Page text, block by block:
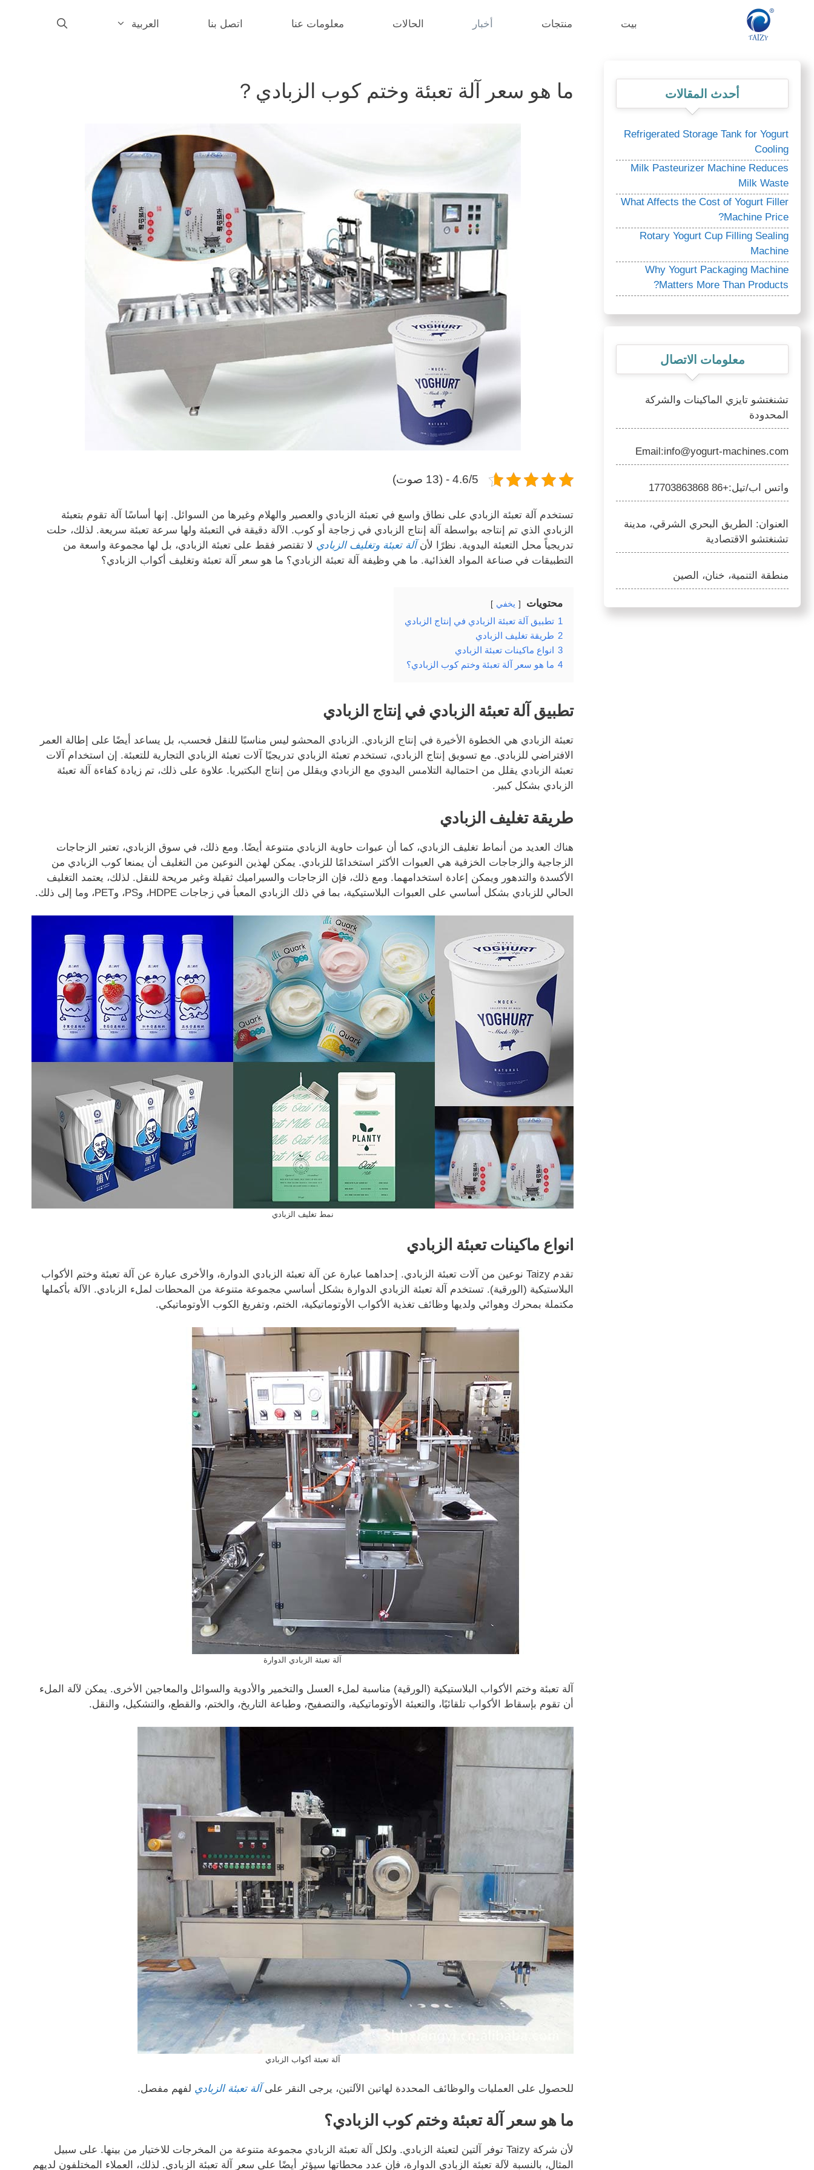
بيت منتجات أخبار الحالات معلومات عنا اتصل بنا العربية
简体中文
Русский
日本語
Deutsch
Türkçe
Bahasa Indonesia
ما هو سعر آلة تعبئة وختم كوب الزبادي？
4.6/5 - (13 صوت)
تستخدم آلة تعبئة الزبادي على نطاق واسع في تعبئة الزبادي والعصير والهلام وغيرها من السوائل. إنها أساسًا آلة تقوم بتعبئة
الزبادي الذي تم إنتاجه بواسطة آلة إنتاج الزبادي في زجاجة أو كوب. الآلة دقيقة في التعبئة ولها سرعة تعبئة سريعة. لذلك، حلت
تدريجياً محل التعبئة اليدوية. نظرًا لأنآلة تعبئة وتغليف الزبادي لا تقتصر فقط على تعبئة الزبادي، بل لها مجموعة واسعة من
التطبيقات في صناعة المواد الغذائية. ما هي وظيفة آلة تعبئة الزبادي؟ ما هو سعر آلة تعبئة وتغليف أكواب الزبادي؟
محتويات يخفي
1 تطبيق آلة تعبئة الزبادي في إنتاج الزبادي
2 طريقة تغليف الزبادي
3 انواع ماكينات تعبئة الزبادي
4 ما هو سعر آلة تعبئة وختم كوب الزبادي؟
تطبيق آلة تعبئة الزبادي في إنتاج الزبادي
تعبئة الزبادي هي الخطوة الأخيرة في إنتاج الزبادي. الزبادي المحشو ليس مناسبًا للنقل فحسب، بل يساعد أيضًا على إطالة العمر
الافتراضي للزبادي. مع تسويق إنتاج الزبادي، تستخدم تعبئة الزبادي تدريجيًا آلات تعبئة الزبادي التجارية للتعبئة. إن استخدام آلات
تعبئة الزبادي يقلل من احتمالية التلامس اليدوي مع الزبادي ويقلل من إنتاج البكتيريا. علاوة على ذلك، تم زيادة كفاءة آلة تعبئة
الزبادي بشكل كبير.
طريقة تغليف الزبادي
هناك العديد من أنماط تغليف الزبادي، كما أن عبوات حاوية الزبادي متنوعة أيضًا. ومع ذلك، في سوق الزبادي، تعتبر الزجاجات
الزجاجية والزجاجات الخزفية هي العبوات الأكثر استخدامًا للزبادي. يمكن لهذين النوعين من التغليف أن يمنعا كوب الزبادي من
الأكسدة والتدهور ويمكن إعادة استخدامهما. ومع ذلك، فإن الزجاجات والسيراميك ثقيلة وغير مريحة للنقل. لذلك، يعتمد التغليف
الحالي للزبادي بشكل أساسي على العبوات البلاستيكية، بما في ذلك الزبادي المعبأ في زجاجات HDPE، وPS، وPET، وما إلى ذلك.
نمط تغليف الزبادي
انواع ماكينات تعبئة الزبادي
تقدم Taizy نوعين من آلات تعبئة الزبادي. إحداهما عبارة عن آلة تعبئة الزبادي الدوارة، والأخرى عبارة عن آلة تعبئة وختم الأكواب
البلاستيكية (الورقية). تستخدم آلة تعبئة الزبادي الدوارة بشكل أساسي مجموعة متنوعة من المحطات لملء الزبادي. الآلة بأكملها
مكتملة بمحرك وهوائي ولديها وظائف تغذية الأكواب الأوتوماتيكية، الختم، وتفريغ الكوب الأوتوماتيكي.
آلة تعبئة الزبادي الدوارة
آلة تعبئة وختم الأكواب البلاستيكية (الورقية) مناسبة لملء العسل والتخمير والأدوية والسوائل والمعاجين الأخرى. يمكن لآلة الملء
أن تقوم بإسقاط الأكواب تلقائيًا، والتعبئة الأوتوماتيكية، والتصفيح، وطباعة التاريخ، والختم، والقطع، والتشكيل، والنقل.
آلة تعبئة أكواب الزبادي
للحصول على العمليات والوظائف المحددة لهاتين الآلتين، يرجى النقر علىآلة تعبئة الزبادي لفهم مفصل.
ما هو سعر آلة تعبئة وختم كوب الزبادي؟
لأن شركة Taizy توفر آلتين لتعبئة الزبادي. ولكل آلة تعبئة الزبادي مجموعة متنوعة من المخرجات للاختيار من بينها. على سبيل
المثال، بالنسبة لآلة تعبئة الزبادي الدوارة، فإن عدد محطاتها سيؤثر أيضًا على سعر آلة تعبئة الزبادي. لذلك، العملاء المختلفون لديهم
أحدث المقالات
Refrigerated Storage Tank for Yogurt
Cooling
Milk Pasteurizer Machine Reduces
Milk Waste
What Affects the Cost of Yogurt Filler
Machine Price?
Rotary Yogurt Cup Filling Sealing
Machine
Why Yogurt Packaging Machine
Matters More Than Products?
معلومات الاتصال
تشنغتشو تايزي الماكينات والشركة
المحدودة
Email:info@yogurt-machines.com
واتس اب/تيل:+86 17703863868
العنوان: الطريق البحري الشرقي، مدينة
تشنغتشو الاقتصادية
منطقة التنمية، خنان، الصين